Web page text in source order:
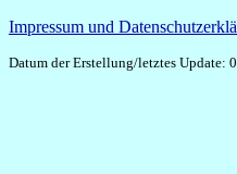
Impressum und
Datum der Erstellung/letztes Update: